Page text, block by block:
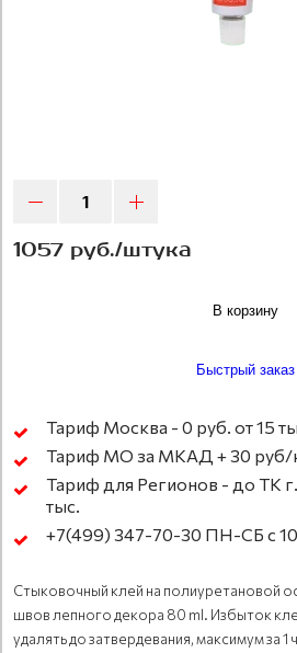
1057 руб./штука
В корзину
Быстрый заказ
Тариф Москва - 0 руб. от 15
Тариф МО за МКАД + 30 руб/
Тариф для Регионов - до ТК
тыс.
+7(499) 347-70-30 ПН-СБ с
Стыковочный клей на полиуретановой
швов лепного декора 80 ml. Избыток
удалять до затвердевания, максимум за